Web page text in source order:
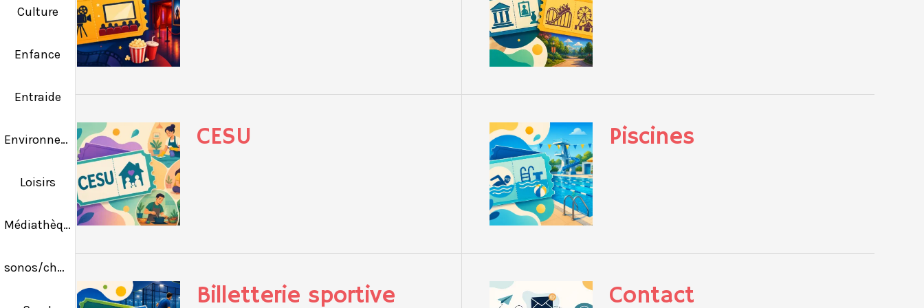
Culture
Enfance
Entraide
Environnement
Loisirs
Médiathèque
sonos/chapiteaux
CESU Piscines
Billetterie sportive Contact